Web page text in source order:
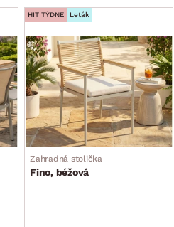
HIT TÝDNE Leták
Zahradná stolička
Fino, béžová